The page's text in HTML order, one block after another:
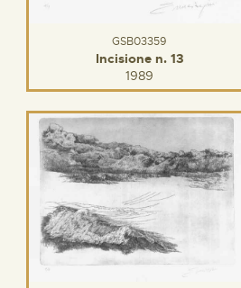
GSB03359
Incisione n. 13
1989